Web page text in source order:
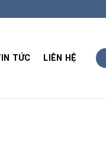
TỨC LIÊN HỆ